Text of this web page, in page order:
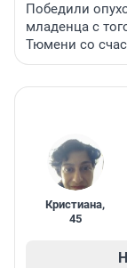
Победили
младенца с
Тюмени со
Кристиана,
45